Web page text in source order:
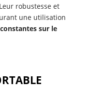
robustesse et
une utilisation
sur le